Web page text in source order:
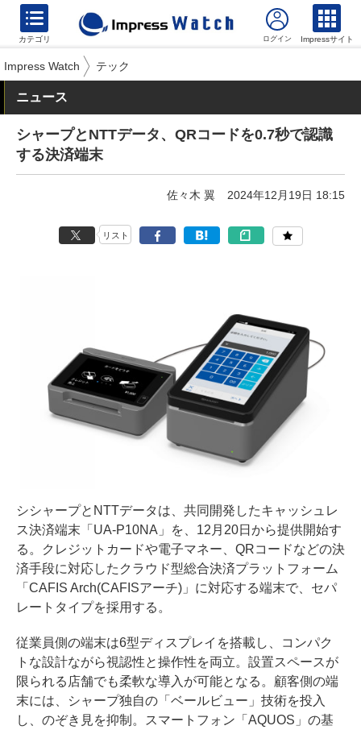
カテゴリ Impressサイト
Impress Watch テック
ニュース
シャープとNTTデータ、QRコードを0.7秒で認識
する決済端末
佐々木 翼 2024年12月19日 18:15
リスト
シシャープとNTTデータは、共同開発したキャッシュレ
ス決済端末「UA-P10NA」を、12月20日から提供開始す
る。クレジットカードや電子マネー、QRコードなどの決
済手段に対応したクラウド型総合決済プラットフォーム
「CAFIS Arch(CAFISアーチ)」に対応する端末で、セパ
レートタイプを採用する。
従業員側の端末は6型ディスプレイを搭載し、コンパク
トな設計ながら視認性と操作性を両立。設置スペースが
限られる店舗でも柔軟な導入が可能となる。顧客側の端
末には、シャープ独自の「ベールビュー」技術を投入
し、のぞき見を抑制。スマートフォン「AQUOS」の基